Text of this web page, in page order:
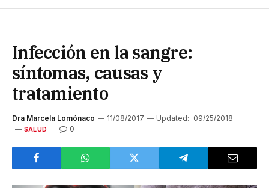
Infección en la sangre:
síntomas, causas y
tratamiento
Dra Marcela Lomónaco 11/08/2017 Updated: 09/25/2018
SALUD 0